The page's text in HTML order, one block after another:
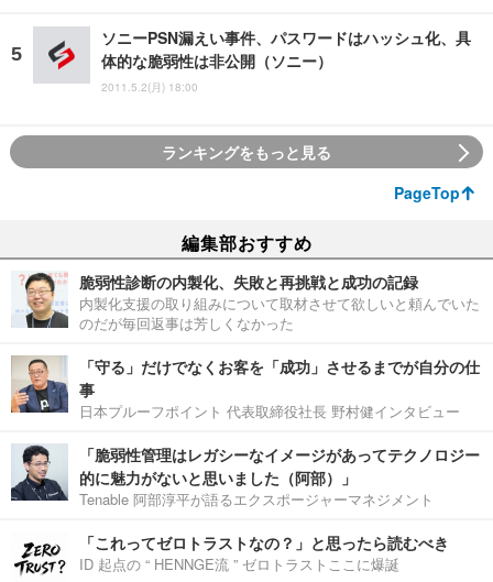
ソニーPSN漏えい事件、パスワードはハッシュ化、具
体的な脆弱性は非公開（ソニー）
2011.5.2(月) 18:00
ランキングをもっと見る
PageTop
編集部おすすめ
脆弱性診断の内製化、失敗と再挑戦と成功の記録
内製化支援の取り組みについて取材させて欲しいと頼んでいた
のだが毎回返事は芳しくなかった
「守る」だけでなくお客を「成功」させるまでが自分の仕
事
日本プルーフポイント 代表取締役社長 野村健インタビュー
「脆弱性管理はレガシーなイメージがあってテクノロジー
的に魅力がないと思いました（阿部）」
Tenable 阿部淳平が語るエクスポージャーマネジメント
「これってゼロトラストなの？」と思ったら読むべき
ID 起点の “ HENNGE流 ” ゼロトラストここに爆誕